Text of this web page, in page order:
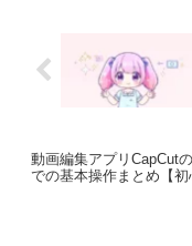
動画編集アプリCapCut
での基本操作まとめ【初